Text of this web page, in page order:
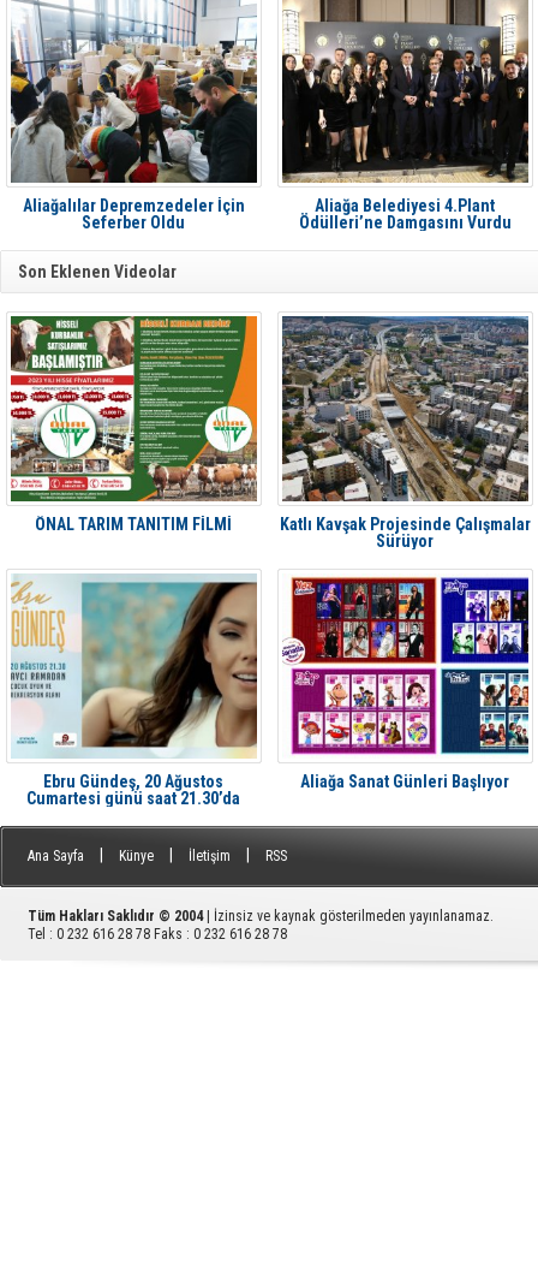
Aliağalılar Depremzedeler İçin
Seferber Oldu
Aliağa Belediyesi 4.Plant
Ödülleri’ne Damgasını Vurdu
Son Eklenen Videolar
ÖNAL TARIM TANITIM FİLMİ
Katlı Kavşak Projesinde Çalışmalar
Sürüyor
Ebru Gündeş, 20 Ağustos
Cumartesi günü saat 21.30’da
Aliağa Sanat Günleri Başlıyor
Ana Sayfa Künye İletişim RSS
Tüm Hakları Saklıdır © 2004| İzinsiz ve kaynak gösterilmeden yayınlanamaz.
Tel : 0 232 616 28 78 Faks : 0 232 616 28 78